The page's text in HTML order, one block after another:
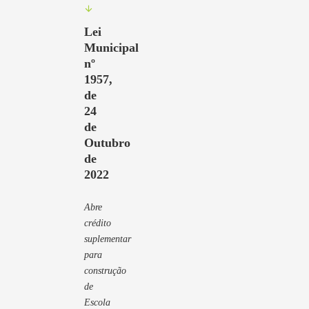
Lei
Municipal
nº
1957,
de
24
de
Outubro
de
2022
Abre
crédito
suplementar
para
construção
de
Escola